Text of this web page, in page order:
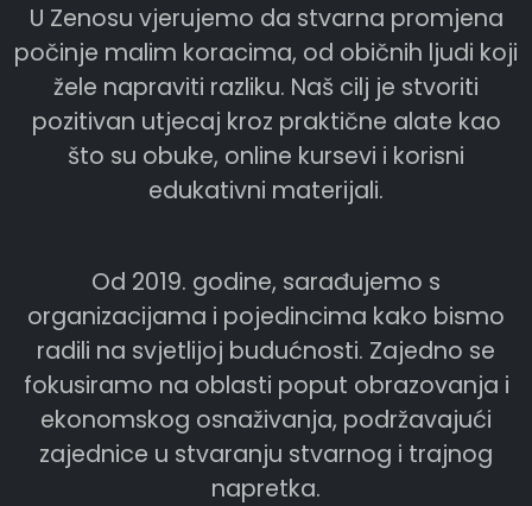
U Zenosu vjerujemo da stvarna promjena
počinje malim koracima, od običnih ljudi koji
žele napraviti razliku. Naš cilj je stvoriti
pozitivan utjecaj kroz praktične alate kao
što su obuke, online kursevi i korisni
edukativni materijali.
Od 2019. godine, sarađujemo s
organizacijama i pojedincima kako bismo
radili na svjetlijoj budućnosti. Zajedno se
fokusiramo na oblasti poput obrazovanja i
ekonomskog osnaživanja, podržavajući
zajednice u stvaranju stvarnog i trajnog
napretka.